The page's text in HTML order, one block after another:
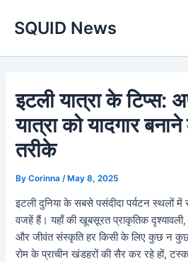
SQUID News
इटली यात्रा के टिप्स:
यात्रा को यादगार
तरीके
ByCorinna /May 8, 2025
इटली दुनिया के सबसे पसंदीदा पर्यटन
वजहें हैं। यहाँ की खूबसूरत प्राकृतिक दृश्यावली,
और जीवंत संस्कृति हर किसी के लिए कुछ न
रोम के प्राचीन खंडहरों की सैर कर रहे हों,